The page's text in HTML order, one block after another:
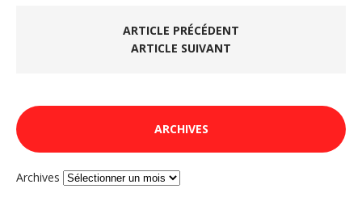
ARTICLE PRÉCÉDENT
ARTICLE SUIVANT
ARCHIVES
Archives